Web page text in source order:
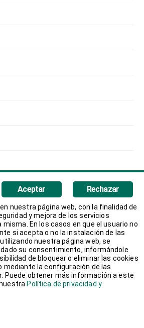
Rechazar
Aceptar
nuestra página web, con la finalidad de
y mejora de los servicios
En los casos en que el usuario no
si acepta o no la instalación de las
nuestra página web, se
su consentimiento, informándole
de bloquear o eliminar las cookies
mediante la configuración de las
Puede obtener más información a este
Política de privacidad y